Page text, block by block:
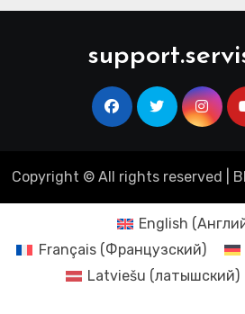
Copyright © All rights reserved
English (
Français(Французский)
Latviešu (латышский)